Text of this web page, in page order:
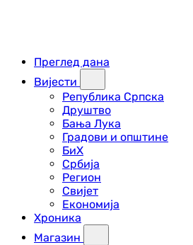
Преглед дана
Вијести
Република Српска
Друштво
Бања Лука
Градови и општине
БиХ
Србија
Регион
Свијет
Економија
Хроника
Магазин